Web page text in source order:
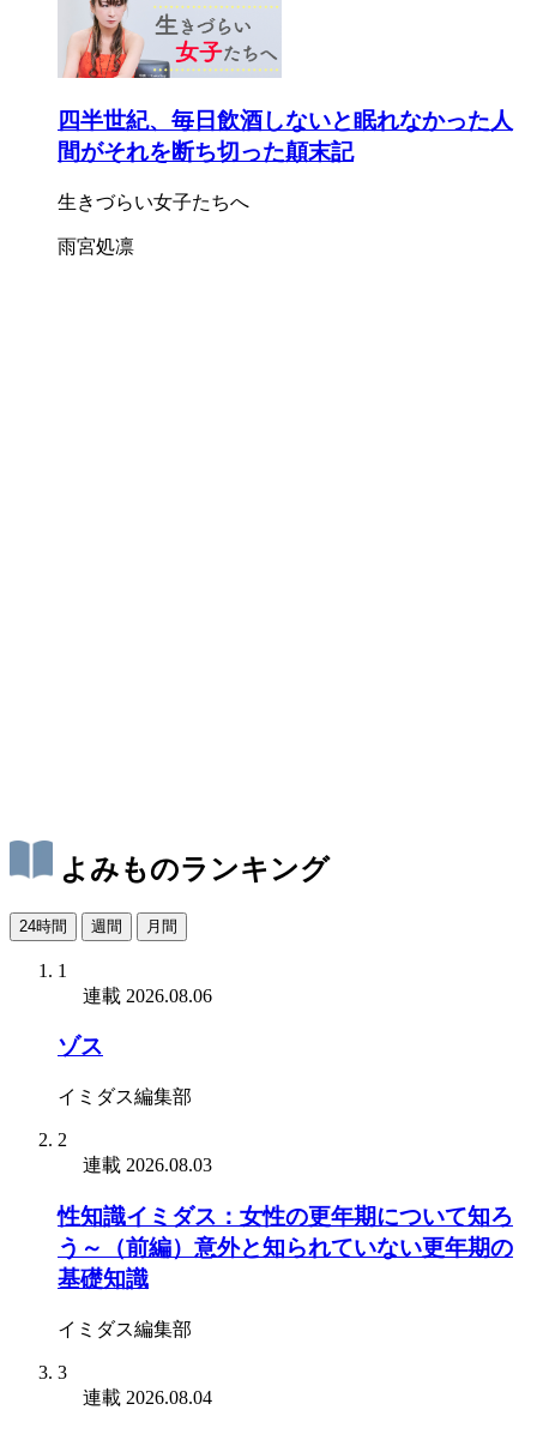
四半世紀、毎日飲酒しないと眠れなかった人
間がそれを断ち切った顛末記
生きづらい女子たちへ
雨宮処凛
よみものランキング
24時間 週間 月間
1
連載 2026.08.06
ゾス
イミダス編集部
2
連載 2026.08.03
性知識イミダス：女性の更年期について知ろ
う～（前編）意外と知られていない更年期の
基礎知識
イミダス編集部
3
連載 2026.08.04